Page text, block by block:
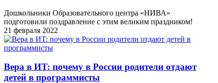
Дошкольники Образовательного центра «НИВА»
подготовили поздравление с этим великим праздником!
21 февраля 2022
Вера в ИT: почему в России родители отдают
детей в программисты